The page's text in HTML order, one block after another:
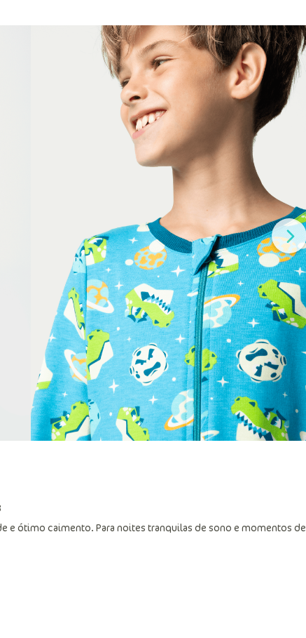
e ótimo caimento. Para noites tranquilas de sono e momentos de